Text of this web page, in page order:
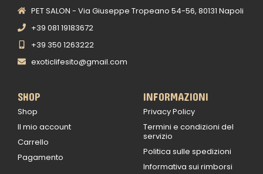
PET SALON - Via Giuseppe Tropeano 54-56, 80131 Napoli
+39 081 19183672
+39 350 1263222
exoticlifesito@gmail.com
SHOP
Shop
Il mio account
Carrello
Pagamento
INFORMAZIONI
Privacy Policy
Termini e condizioni del
servizio
Politica sulle spedizioni
Informativa sui rimborsi